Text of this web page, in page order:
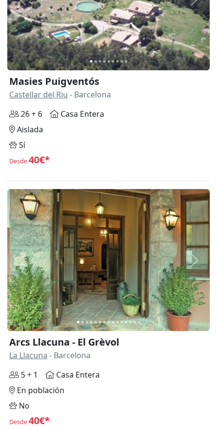
Anterior
Masies Puigventós
Castellar del Riu - Barcelona
26 + 6
Casa Entera
Aislada
Sí
Desde40€*
Anterior
Arcs Llacuna - El Grèvol
La Llacuna - Barcelona
5 + 1
Casa Entera
En población
No
Desde40€*